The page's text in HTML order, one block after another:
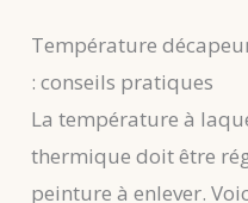
Température
: conseils pratiques
La température à
thermique doit être
peinture à enlever.